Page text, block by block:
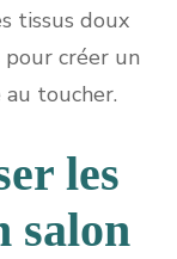
tissus doux
pour créer un
toucher.
les
salon